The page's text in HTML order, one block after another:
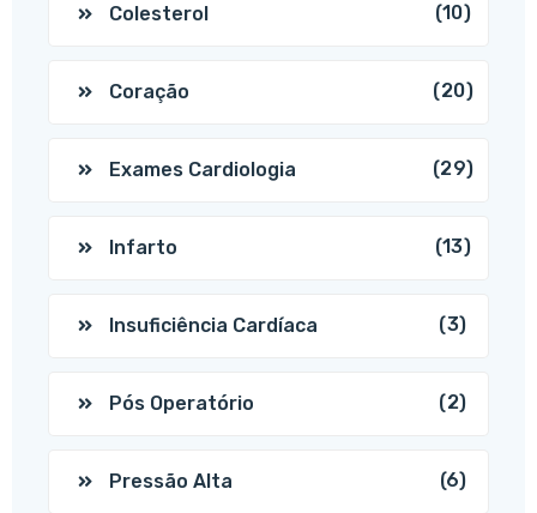
Colesterol (10)
Coração (20)
Exames Cardiologia (29)
Infarto (13)
Insuficiência Cardíaca (3)
Pós Operatório (2)
Pressão Alta (6)